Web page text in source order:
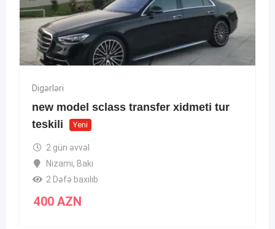
Digərləri
new model sclass transfer xidmeti tur
teskili
Yeni
2 gün əvvəl
Nizami, Bakı
2 Dəfə baxılıb
400 AZN